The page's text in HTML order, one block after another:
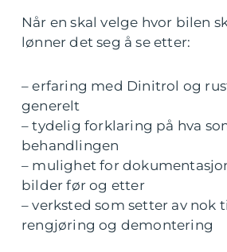
Når en skal velge hvor bilen
lønner det seg å se etter:
– erfaring med Dinitrol og
generelt
– tydelig forklaring på hva
behandlingen
– mulighet for
bilder før og etter
– verksted som setter av nok
rengjøring og demontering